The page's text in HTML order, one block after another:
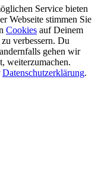
Service bieten
Webseite stimmen Sie
Cookies auf Deinem
verbessern. Du
gehen wir
weiterzumachen.
Datenschutzerklärung.